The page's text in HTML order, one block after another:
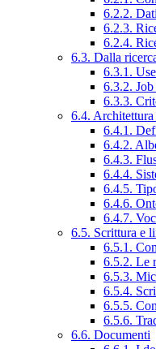
6.2.2.
6.2.3.
6.2.4.
6.3. Dalla
6.3.1.
6.3.2.
6.3.3.
6.4.
6.4.1.
6.4.2.
6.4.3.
6.4.4.
6.4.5.
6.4.6.
6.4.7.
6.5. Scrittura e
6.5.1.
6.5.2. Le
6.5.3.
6.5.4.
6.5.5.
6.5.6.
6.6. Documenti